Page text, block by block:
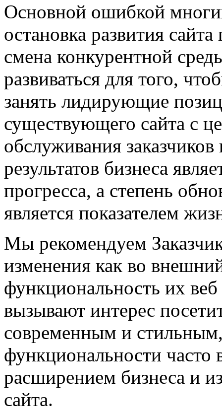
Основной ошибкой
остановка развития
смена конкурентной
развиваться для того,
занять лидирующие
существующего сайта с
обслуживания
результатов бизнеса
прогресса, а степень
является показателем
Мы рекомендуем
изменения как во
функциональность их
вызывают интерес
современным и
функциональности
расширением бизнеса и
сайта.